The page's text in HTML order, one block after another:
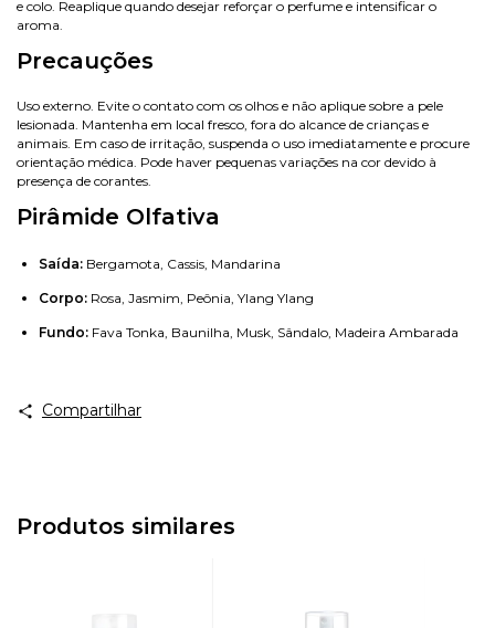
e colo. Reaplique quando desejar reforçar o perfume e intensificar o
aroma.
Precauções
Uso externo. Evite o contato com os olhos e não aplique sobre a pele
lesionada. Mantenha em local fresco, fora do alcance de crianças e
animais. Em caso de irritação, suspenda o uso imediatamente e procure
orientação médica. Pode haver pequenas variações na cor devido à
presença de corantes.
Pirâmide Olfativa
Saída: Bergamota, Cassis, Mandarina
Corpo: Rosa, Jasmim, Peônia, Ylang Ylang
Fundo: Fava Tonka, Baunilha, Musk, Sândalo, Madeira Ambarada
Compartilhar
Produtos similares